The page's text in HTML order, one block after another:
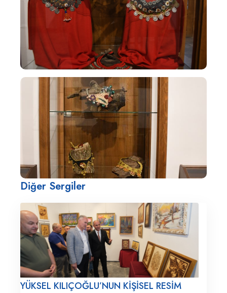
Diğer Sergiler
YÜKSEL KILIÇOĞLU’NUN KİŞİSEL RESİM